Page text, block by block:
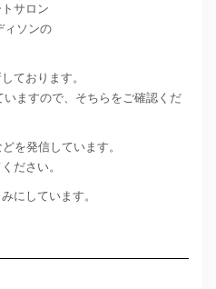
サロン
ィソンの
ております。
ますので、そちらをご確認くだ
を発信しています。
ださい。
にしています。